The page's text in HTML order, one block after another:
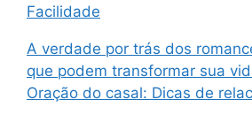
Facilidade
A verdade por trás dos
que podem transformar sua
Oração do casal: Dicas de